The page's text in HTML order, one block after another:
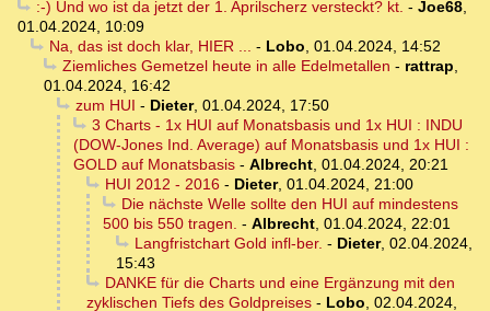
:-) Und wo ist da jetzt der 1. Aprilscherz versteckt? kt. - Joe68,
01.04.2024, 10:09
Na, das ist doch klar, HIER ... - Lobo, 01.04.2024, 14:52
Ziemliches Gemetzel heute in alle Edelmetallen - rattrap,
01.04.2024, 16:42
zum HUI - Dieter, 01.04.2024, 17:50
3 Charts - 1x HUI auf Monatsbasis und 1x HUI : INDU
(DOW-Jones Ind. Average) auf Monatsbasis und 1x HUI :
GOLD auf Monatsbasis - Albrecht, 01.04.2024, 20:21
HUI 2012 - 2016- Dieter, 01.04.2024, 21:00
Die nächste Welle sollte den HUI auf mindestens
500 bis 550 tragen. - Albrecht, 01.04.2024, 22:01
Langfristchart Gold infl-ber. - Dieter, 02.04.2024,
15:43
DANKE für die Charts und eine Ergänzung mit den
zyklischen Tiefs des Goldpreises - Lobo, 02.04.2024,